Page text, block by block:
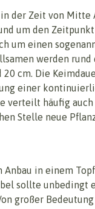
der Zeit von
um den
um einen
werden
cm. Die
einer
verteilt häufig
Stelle neue
in einem
sollte
großer